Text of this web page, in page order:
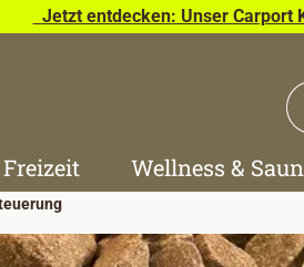
Jetzt entdecken: Unser Carport
Wellness &